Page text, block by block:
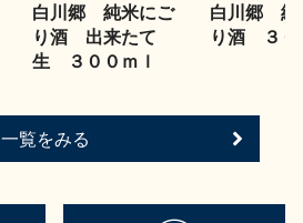
白川郷 純米にご
り酒 出来たて
生 ３００ｍｌ
白川郷 純
り酒 ３０
一覧をみる